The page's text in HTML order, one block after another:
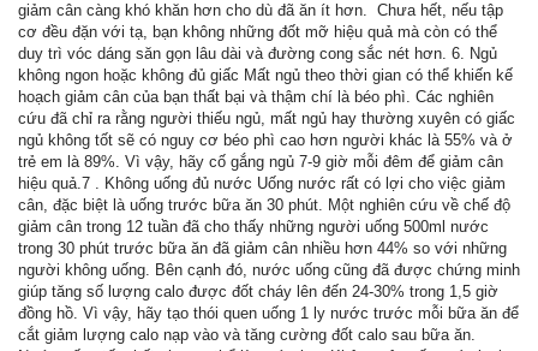
giảm cân càng khó khăn hơn cho dù đã ăn ít hơn. ‏ ‏Chưa hết, nếu tập
cơ đều đặn với tạ, bạn không những đốt mỡ hiệu quả mà còn có thể
duy trì vóc dáng săn gọn lâu dài và đường cong sắc nét hơn. 6. Ngủ
không ngon hoặc không đủ giấc‏ Mất ngủ theo thời gian có thể khiến kế
hoạch giảm cân của bạn thất bại và thậm chí là béo phì. Các nghiên
cứu đã chỉ ra rằng người thiếu ngủ, mất ngủ hay thường xuyên có giấc
ngủ không tốt sẽ có nguy cơ béo phì cao hơn người khác là 55% và ở
trẻ em là 89%. Vì vậy, hãy cố gắng ngủ 7-9 giờ mỗi đêm để giảm cân
hiệu quả.‏ ‏7. Không uống đủ nước‏ Uống nước rất có lợi cho việc giảm
cân, đặc biệt là uống trước bữa ăn 30 phút. Một nghiên cứu về chế độ
giảm cân trong 12 tuần đã cho thấy những người uống 500ml nước
trong 30 phút trước bữa ăn đã giảm cân nhiều hơn 44% so với những
người không uống. Bên cạnh đó, nước uống cũng đã được chứng minh
giúp tăng số lượng calo được đốt cháy lên đến 24-30% trong 1,5 giờ
đồng hồ. Vì vậy, hãy tạo thói quen uống 1 ly nước trước mỗi bữa ăn để
cắt giảm lượng calo nạp vào và tăng cường đốt calo sau bữa ăn. ‏